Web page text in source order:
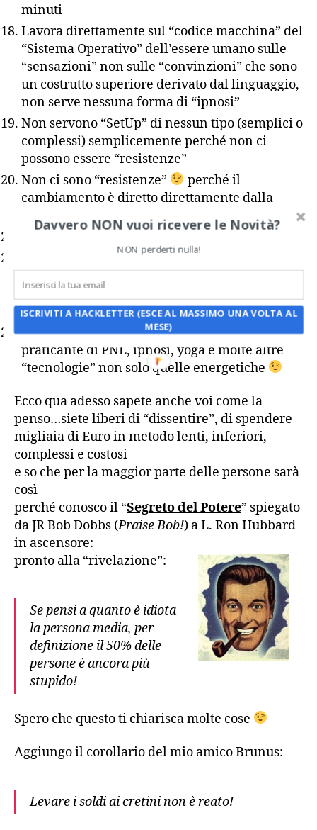
minuti
Lavora direttamente sul “codice macchina” del
“Sistema Operativo” dell’essere umano sulle
“sensazioni” non sulle “convinzioni” che sono
un costrutto superiore derivato dal linguaggio,
non serve nessuna forma di “ipnosi”
Non servono “SetUp” di nessun tipo (semplici o
complessi) semplicemente perché non ci
possono essere “resistenze”
Non ci sono “resistenze”
perché il
cambiamento è diretto direttamente dalla
Non funziona solo su un palco ma
anche”faccia a faccia” al bar o via Skype (e
non l’ho verificato solo io, ma tutti quelli che lo
hanno provato)
L’ho creato io
che un (modesto ;-))
praticante di PNL, ipnosi, yoga e molte altre
“tecnologie” non solo quelle energetiche
Ecco qua adesso sapete anche voi come la
penso…siete liberi di “dissentire”, di spendere
migliaia di Euro in metodo lenti, inferiori,
complessi e costosi
e so che per la maggior parte delle persone sarà
così
perché conosco il “Segreto del Potere” spiegato
da JR Bob Dobbs (Praise Bob!) a L. Ron Hubbard
in ascensore:
pronto alla “rivelazione”:
Se pensi a quanto è idiota
la persona media, per
definizione il 50% delle
persone è ancora più
stupido!
Spero che questo ti chiarisca molte cose
Aggiungo il corollario del mio amico Brunus:
Levare i soldi ai cretini non è reato!
Davvero NON vuoi ricevere le Novità?
NON perderti nulla!
ISCRIVITI A HACKLETTER (ESCE AL MASSIMO UNA VOLTA AL
MESE)